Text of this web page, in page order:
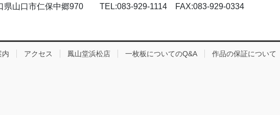
県山口市仁保中郷970 TEL:083-929-1114 FAX:083-929-0334
内 アクセス 鳳山堂浜松店 一枚板についてのQ&A 作品の保証について